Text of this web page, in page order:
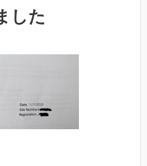
した